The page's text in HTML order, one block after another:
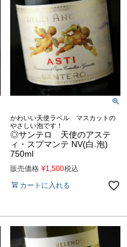
かわいい天使ラベル マスカットの
やさしい泡です！
◎サンテロ 天使のアステ
ィ・スプマンテ NV(白.泡)
750ml
販売価格 ¥1,500税込
カートに入れる